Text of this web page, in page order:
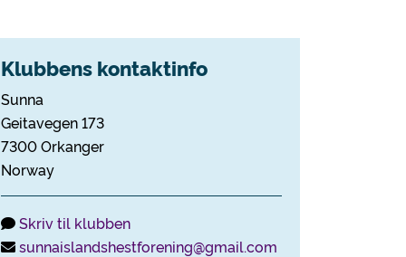
Klubbens kontaktinfo
Sunna
Geitavegen 173
7300 Orkanger
Norway
Skriv til klubben
sunnaislandshestforening@gmail.com